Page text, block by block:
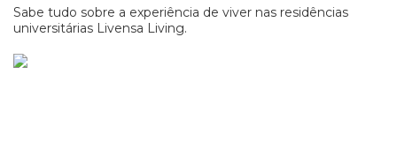
Sabe tudo sobre a experiência de viver nas residências
universitárias Livensa Living.